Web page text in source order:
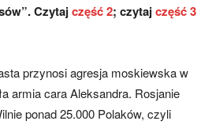
Czytajczęść 2; czytajczęść 3
przynosi agresja moskiewska w
armia cara Aleksandra. Rosjanie
ponad 25.000 Polaków, czyli